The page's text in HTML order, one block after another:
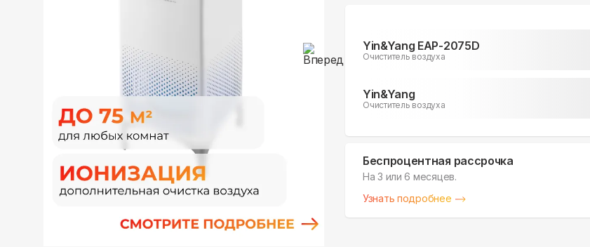
Yin&Yang EAP-2075D
Очиститель воздуха
Yin&Yang
Очиститель воздуха
Беспроцентная рассрочка
На 3 или 6 месяцев.
Узнать подробнее